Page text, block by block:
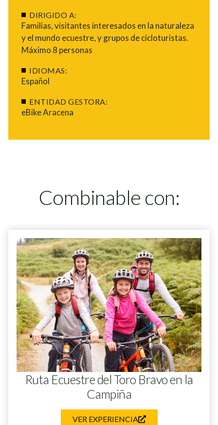
DIRIGIDO A:
Familias, visitantes interesados en la naturaleza
y el mundo ecuestre, y grupos de cicloturistas.
Máximo 8 personas
IDIOMAS:
Español
ENTIDAD GESTORA:
eBike Aracena
Combinable con:
Ruta Ecuestre del Toro Bravo en la
Campiña
VER EXPERIENCIA